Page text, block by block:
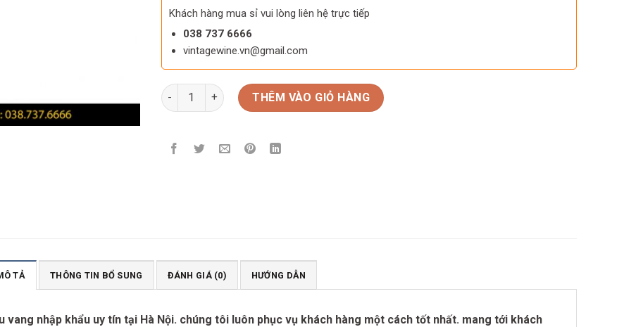
Khách hàng mua sỉ vui lòng liên hệ trực tiếp
038 737 6666
vintagewine.vn@gmail.com
Rượu Vang Ramos Pinto RP LBV số lượng
THÊM VÀO GIỎ HÀNG
TẢ THÔNG TIN BỔ SUNG ĐÁNH GIÁ (0) HƯỚNG DẪN
nhập khẩu uy tín tại Hà Nội. chúng tôi luôn phục vụ khách hàng một cách tốt nhất. mang tới khách